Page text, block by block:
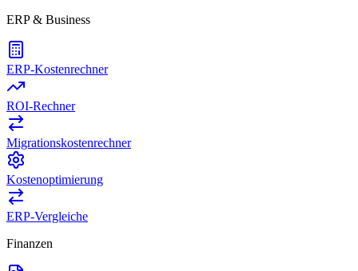
ERP & Business
ERP-Kostenrechner
ROI-Rechner
Migrationskostenrechner
Kostenoptimierung
ERP-Vergleiche
Finanzen